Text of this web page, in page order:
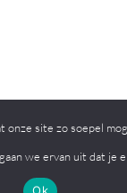
site zo soepel
we ervan uit dat je